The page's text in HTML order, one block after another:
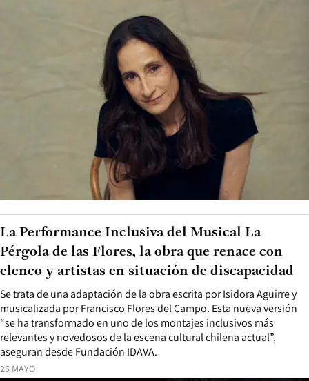
26 MAYO
Se trata de una adaptación de la obra escrita por Isidora Aguirre y
musicalizada por Francisco Flores del Campo. Esta nueva versión
“se ha transformado en uno de los montajes inclusivos más
relevantes y novedosos de la escena cultural chilena actual”,
aseguran desde Fundación IDAVA.
La Performance Inclusiva del Musical La
Pérgola de las Flores, la obra que renace con
elenco y artistas en situación de discapacidad